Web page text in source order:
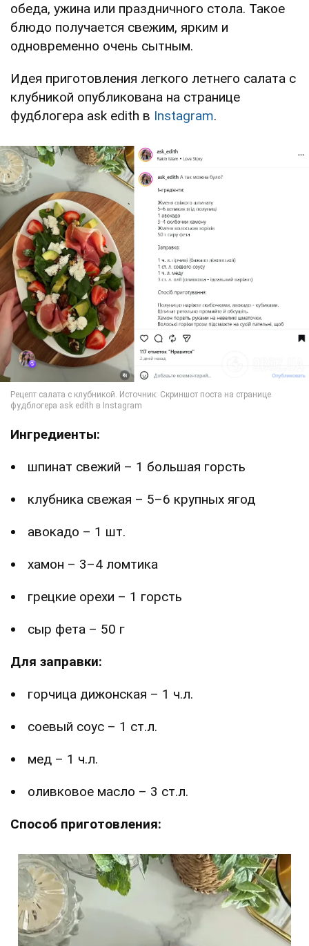
обеда, ужина или праздничного стола. Такое
блюдо получается свежим, ярким и
одновременно очень сытным.
Идея приготовления легкого летнего салата с
клубникой опубликована на странице
фудблогера ask edith в Instagram.
Ингредиенты:
шпинат свежий – 1 большая горсть
клубника свежая – 5–6 крупных ягод
авокадо – 1 шт.
хамон – 3–4 ломтика
грецкие орехи – 1 горсть
сыр фета – 50 г
Для заправки:
горчица дижонская – 1 ч.л.
соевый соус – 1 ст.л.
мед – 1 ч.л.
оливковое масло – 3 ст.л.
Способ приготовления: